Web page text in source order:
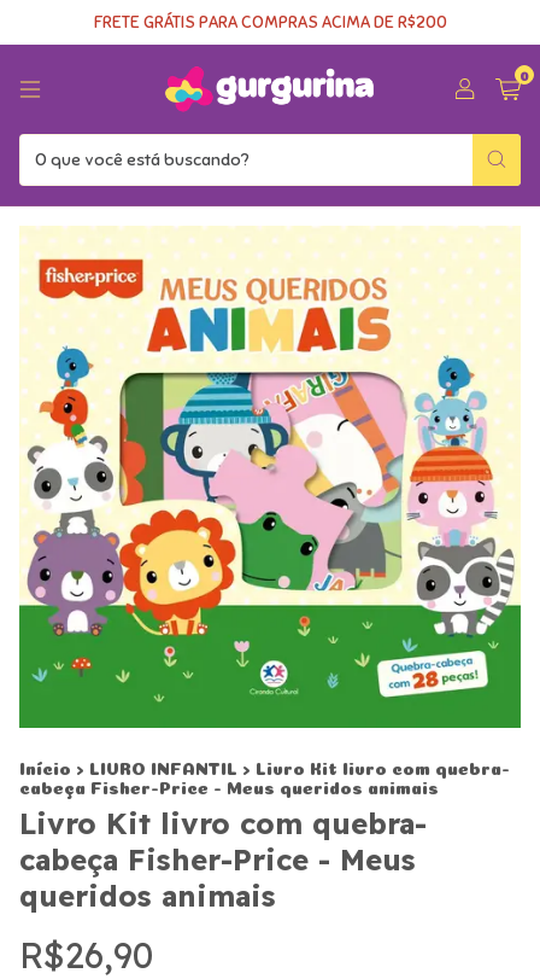
FRETE GRÁTIS PARA COMPRAS ACIMA DE R$200
0
Início > LIVRO INFANTIL >
Livro Kit livro com quebra-
cabeça Fisher-Price - Meus queridos animais
Livro Kit livro com quebra-
cabeça Fisher-Price - Meus
queridos animais
R$26,90